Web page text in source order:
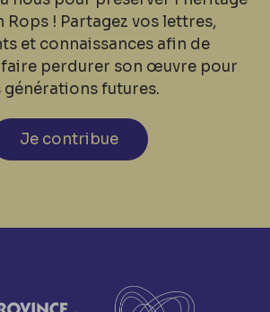
Rops ! Partagez vos lettres,
et connaissances afin de
perdurer son œuvre pour
générations futures.
Je contribue